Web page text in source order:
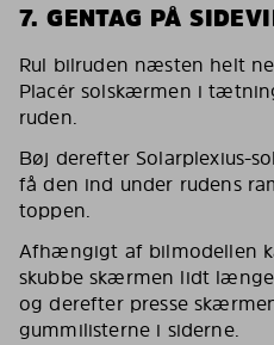
7. GENTAG PÅ
Rul bilruden næsten helt
Placér solskærmen i
ruden.
Bøj derefter Solarplexius-
få den ind under rudens
toppen.
Afhængigt af bilmodellen
skubbe skærmen lidt
og derefter presse
gummilisterne i siderne.